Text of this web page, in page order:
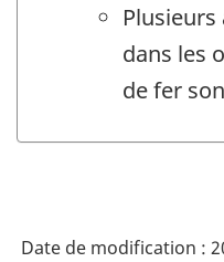
dans les
de fer
Date de modification :